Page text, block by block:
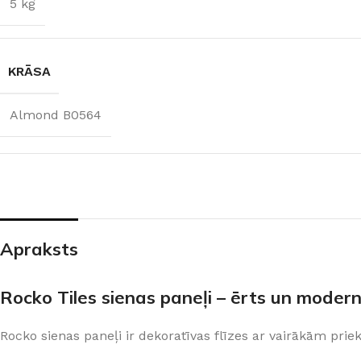
Šķidrās tapetes
Ekoloģisks un videi draudzīgs
risinājums
ŠĶIDRĀS TAPETES
Silk Plaster kolekcijas
PREMIUM
Piedevas (lakas, spīdumi un tml.)
MixArt
telpām
Dekoratīvie
5 kg
KRĀSA
Almond B0564
Apraksts
Rocko Tiles sienas paneļi – ērts un
Rocko sienas paneļi ir dekoratīvas flīzes ar vairākām